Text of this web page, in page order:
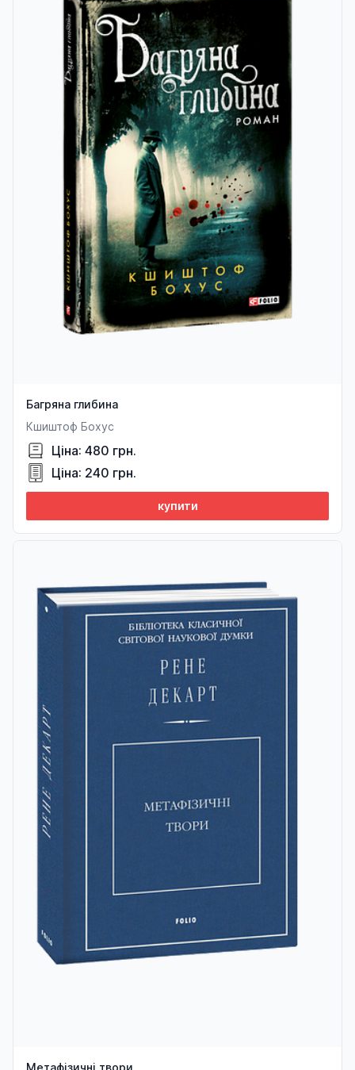
Багряна глибина
Кшиштоф Бохус
Ціна: 480 грн.
Ціна: 240 грн.
купити
Метафізичні твори